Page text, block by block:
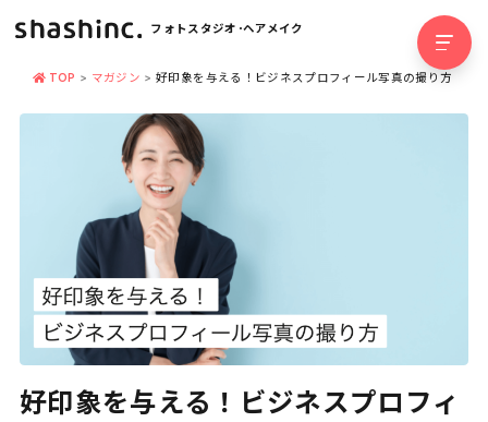
フォトスタジオ･ヘアメイク
TOP マガジン 好印象を与える！ビジネスプロフィール写真の撮り方
好印象を与える！ビジネスプロフィ